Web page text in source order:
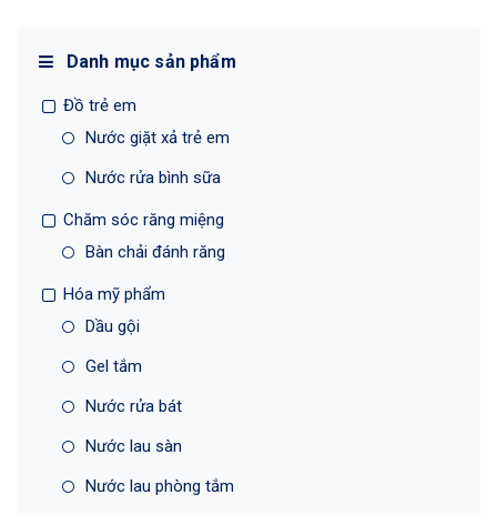
Danh mục sản phẩm
Đồ trẻ em
Nước giặt xả trẻ em
Nước rửa bình sữa
Chăm sóc răng miệng
Bàn chải đánh răng
Hóa mỹ phẩm
Dầu gội
Gel tắm
Nước rửa bát
Nước lau sàn
Nước lau phòng tắm